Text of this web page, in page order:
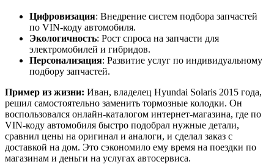
Цифровизация: Внедрение систем подбора запчастей
по VIN-коду автомобиля.
Экологичность: Рост спроса на запчасти для
электромобилей и гибридов.
Персонализация: Развитие услуг по индивидуальному
подбору запчастей.
Пример из жизни: Иван, владелец Hyundai Solaris 2015 года,
решил самостоятельно заменить тормозные колодки. Он
воспользовался онлайн-каталогом интернет-магазина, где по
VIN-коду автомобиля быстро подобрал нужные детали,
сравнил цены на оригинал и аналоги, и сделал заказ с
доставкой на дом. Это сэкономило ему время на поездки по
магазинам и деньги на услугах автосервиса.